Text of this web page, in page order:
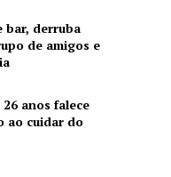
bar, derruba
de amigos e
anos falece
ao cuidar do